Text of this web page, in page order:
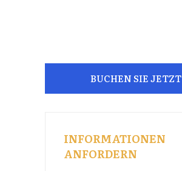
BUCHEN SIE JETZT
INFORMATIONEN
ANFORDERN